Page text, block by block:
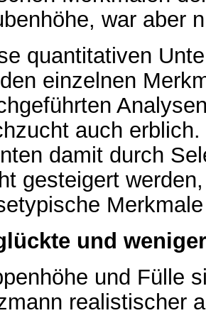
war aber
quantitativen
einzelnen
auch
damit durch
gesteigert
und
und Fülle
realistischer